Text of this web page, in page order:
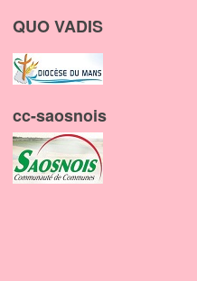
QUO VADIS
cc-saosnois